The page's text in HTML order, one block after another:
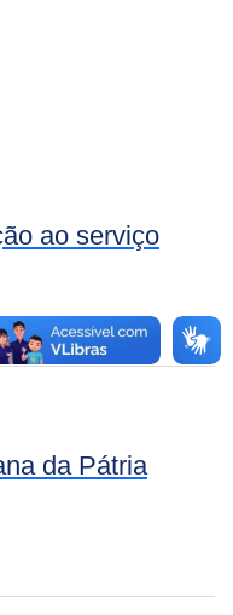
ao serviço
da Pátria